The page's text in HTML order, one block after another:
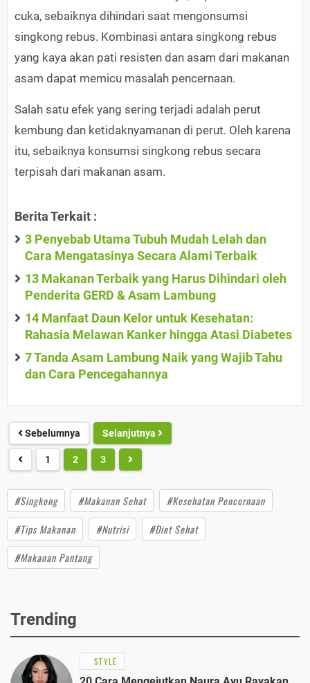
cuka, sebaiknya dihindari saat mengonsumsi
singkong rebus. Kombinasi antara singkong rebus
yang kaya akan pati resisten dan asam dari makanan
asam dapat memicu masalah pencernaan.
Salah satu efek yang sering terjadi adalah perut
kembung dan ketidaknyamanan di perut. Oleh karena
itu, sebaiknya konsumsi singkong rebus secara
terpisah dari makanan asam.
Berita Terkait :
3 Penyebab Utama Tubuh Mudah Lelah dan
Cara Mengatasinya Secara Alami Terbaik
13 Makanan Terbaik yang Harus Dihindari oleh
Penderita GERD & Asam Lambung
14 Manfaat Daun Kelor untuk Kesehatan:
Rahasia Melawan Kanker hingga Atasi Diabetes
7 Tanda Asam Lambung Naik yang Wajib Tahu
dan Cara Pencegahannya
Sebelumnya Selanjutnya
1 2 3
#Singkong #Makanan Sehat
#Kesehatan Pencernaan
#Tips Makanan
#Nutrisi
#Diet Sehat
#Makanan Pantang
Trending
STYLE